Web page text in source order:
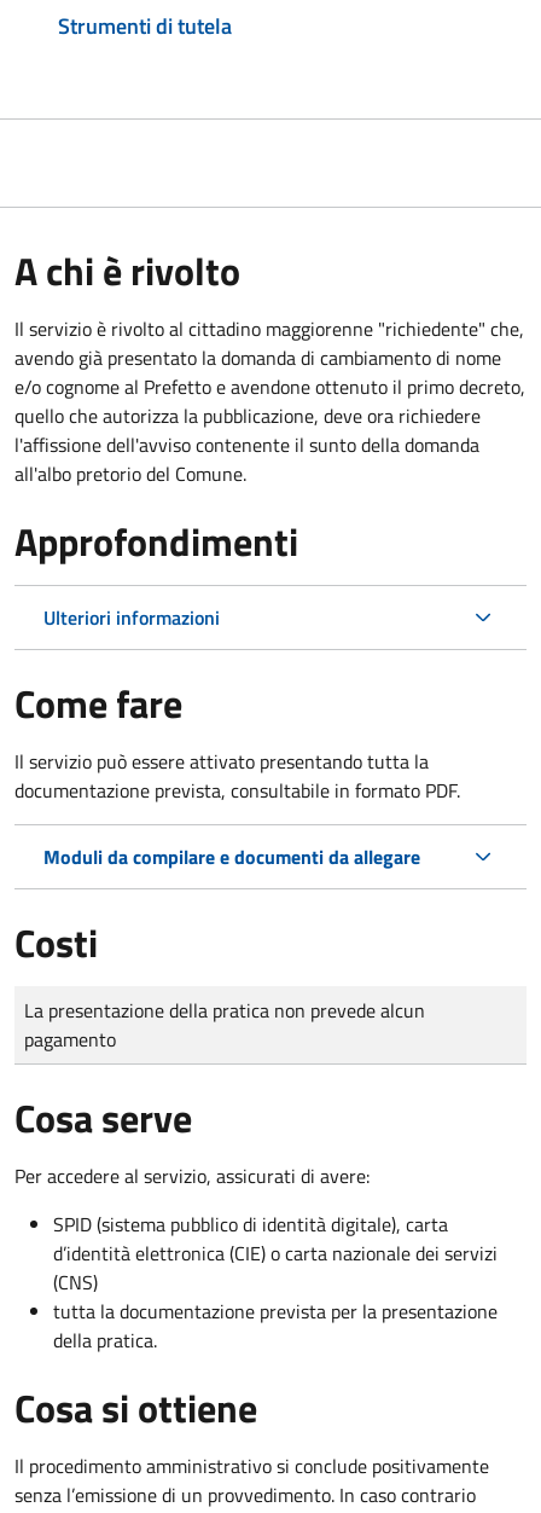
Strumenti di tutela
A chi è rivolto
Il servizio è rivolto al cittadino maggiorenne "richiedente" che,
avendo già presentato la domanda di cambiamento di nome
e/o cognome al Prefetto e avendone ottenuto il primo decreto,
quello che autorizza la pubblicazione, deve ora richiedere
l'affissione dell'avviso contenente il sunto della domanda
all'albo pretorio del Comune.
Approfondimenti
Ulteriori informazioni
Come fare
Il servizio può essere attivato presentando tutta la
documentazione prevista, consultabile in formato PDF.
Moduli da compilare e documenti da allegare
Costi
Tipo di pagamento
Importo
La presentazione della pratica non prevede alcun
pagamento
Cosa serve
Per accedere al servizio, assicurati di avere:
SPID (sistema pubblico di identità digitale), carta
d’identità elettronica (CIE) o carta nazionale dei servizi
(CNS)
tutta la documentazione prevista per la presentazione
della pratica.
Cosa si ottiene
Il procedimento amministrativo si conclude positivamente
senza l’emissione di un provvedimento. In caso contrario